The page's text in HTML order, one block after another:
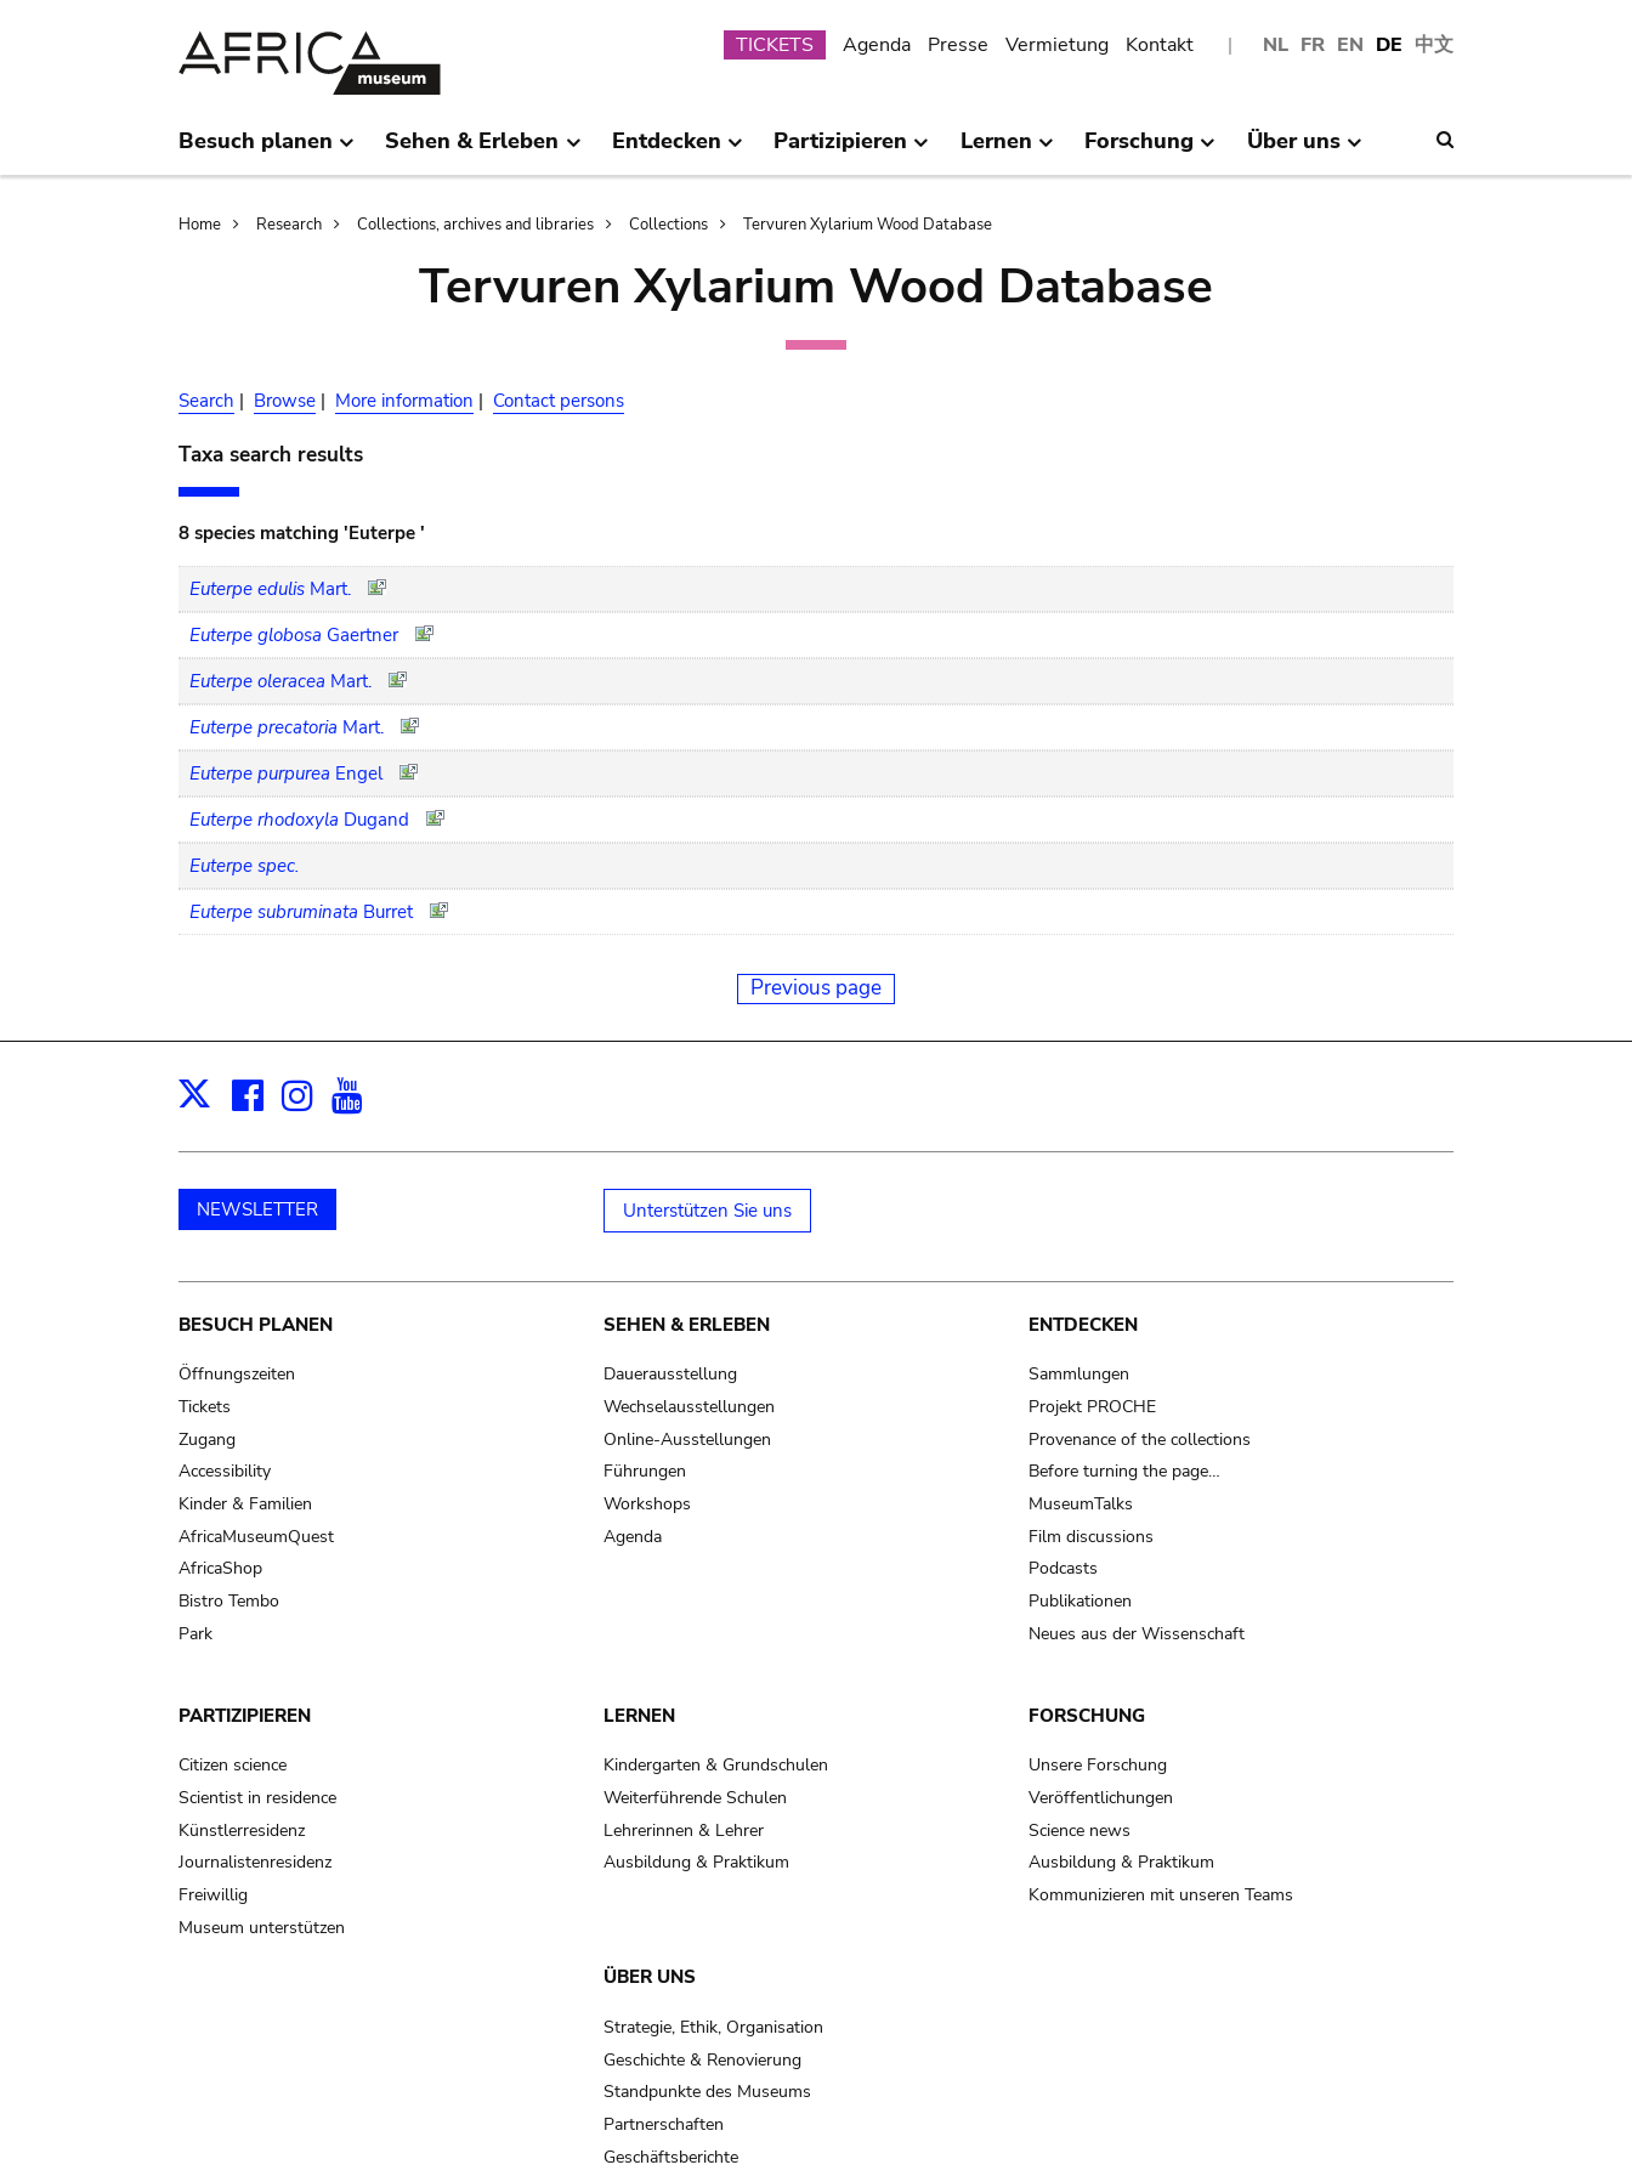
NL FR EN DE 中文
Submenu
TICKETS Agenda Presse Vermietung Kontakt
Besuch planen Sehen & Erleben Entdecken Partizipieren Lernen Forschung Über uns
Breadcrumb
Home Research Collections, archives and libraries Collections Tervuren Xylarium Wood Database
Tervuren Xylarium Wood Database
Search | Browse | More information | Contact persons
Taxa search results
8 species matching 'Euterpe '
Euterpe edulis Mart.
Euterpe globosa Gaertner
Euterpe oleracea Mart.
Euterpe precatoria Mart.
Euterpe purpurea Engel
Euterpe rhodoxyla Dugand
Euterpe spec.
Euterpe subruminata Burret
Previous page
X Facebook
Instagram
NEWSLETTER Unterstützen Sie uns
Main
navigation
BESUCH PLANEN
Öffnungszeiten
Tickets
Zugang
Accessibility
Kinder & Familien
AfricaMuseumQuest
AfricaShop
Bistro Tembo
Park
SEHEN & ERLEBEN
Dauerausstellung
Wechselausstellungen
Online-Ausstellungen
Führungen
Workshops
Agenda
ENTDECKEN
Sammlungen
Projekt PROCHE
Provenance of the collections
Before turning the page…
MuseumTalks
Film discussions
Podcasts
Publikationen
Neues aus der Wissenschaft
PARTIZIPIEREN
Citizen science
Scientist in residence
Künstlerresidenz
Journalistenresidenz
Freiwillig
Museum unterstützen
LERNEN
Kindergarten & Grundschulen
Weiterführende Schulen
Lehrerinnen & Lehrer
Ausbildung & Praktikum
FORSCHUNG
Unsere Forschung
Veröffentlichungen
Science news
Ausbildung & Praktikum
Kommunizieren mit unseren Teams
ÜBER UNS
Strategie, Ethik, Organisation
Geschichte & Renovierung
Standpunkte des Museums
Partnerschaften
Geschäftsberichte